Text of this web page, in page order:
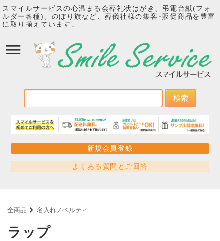
スマイルサービスの心温まる会葬礼状はがき、弔電台紙(フォ
ルダー各種)、のぼり旗など、葬儀社様の集客･販促商品を豊富
に取り揃えています。
検索
新規会員登録
よくある質問とご回答
全商品 名入れノベルティ
ラップ